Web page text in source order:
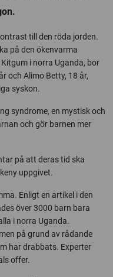
till den röda jorden.
på den ökenvarma
i norra Uganda, bor
och Alimo Betty, 18 år,
syskon.
syndrome, en mystisk och
och gör barnen mer
på att deras tid ska
uppgivet.
Enligt en artikel i den
över 3000 barn bara
i norra Uganda.
på grund av rådande
har drabbats. Experter
offer.